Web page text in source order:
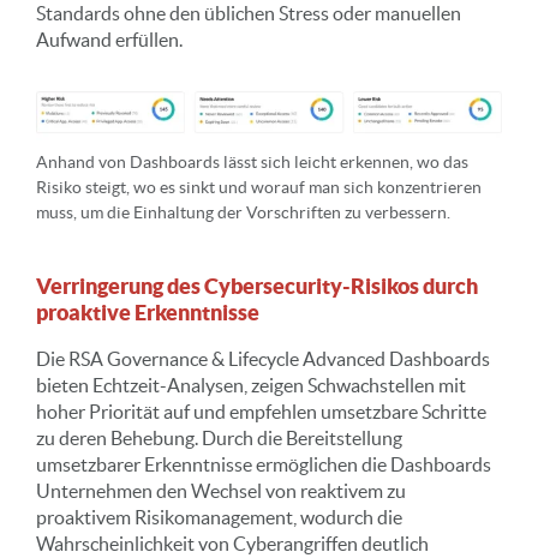
Standards ohne den üblichen Stress oder manuellen
Aufwand erfüllen.
Anhand von Dashboards lässt sich leicht erkennen, wo das
Risiko steigt, wo es sinkt und worauf man sich konzentrieren
muss, um die Einhaltung der Vorschriften zu verbessern.
Verringerung des Cybersecurity-Risikos durch
proaktive Erkenntnisse
Die RSA Governance & Lifecycle Advanced Dashboards
bieten Echtzeit-Analysen, zeigen Schwachstellen mit
hoher Priorität auf und empfehlen umsetzbare Schritte
zu deren Behebung. Durch die Bereitstellung
umsetzbarer Erkenntnisse ermöglichen die Dashboards
Unternehmen den Wechsel von reaktivem zu
proaktivem Risikomanagement, wodurch die
Wahrscheinlichkeit von Cyberangriffen deutlich